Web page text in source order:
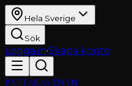
Hela Sverige
Sök
Logga in·Skapa konto
RYTTARAVENYN